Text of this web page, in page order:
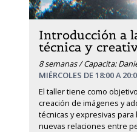
Introducción a
técnica y
8 semanas / Capacita:
MIÉRCOLES DE 18:00 A
El taller tiene como
creación de imágenes y
técnicas y expresivas
nuevas relaciones entre